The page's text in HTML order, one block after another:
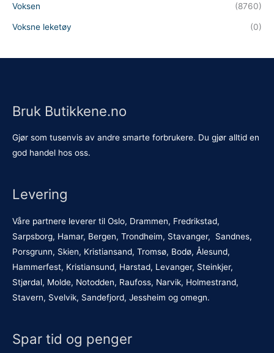
Voksen (8760)
Voksne leketøy (0)
Bruk Butikkene.no
Gjør som tusenvis av andre smarte forbrukere. Du gjør alltid en
god handel hos oss.
Levering
Våre partnere leverer til Oslo, Drammen, Fredrikstad,
Sarpsborg, Hamar, Bergen, Trondheim, Stavanger, Sandnes,
Porsgrunn, Skien, Kristiansand, Tromsø, Bodø, Ålesund,
Hammerfest, Kristiansund, Harstad, Levanger, Steinkjer,
Stjørdal, Molde, Notodden, Raufoss, Narvik, Holmestrand,
Stavern, Svelvik, Sandefjord, Jessheim og omegn.
Spar tid og penger